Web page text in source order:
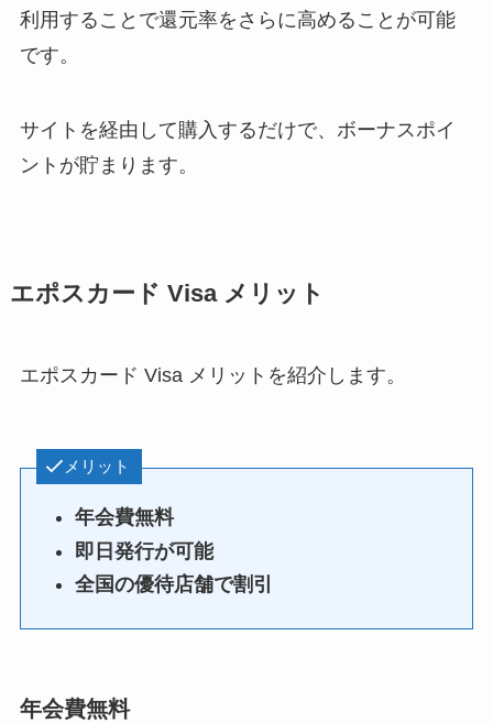
利用することで還元率をさらに高めることが可能
です。
サイトを経由して購入するだけで、ボーナスポイ
ントが貯まります。
エポスカード Visa メリット
エポスカード Visa メリットを紹介します。
メリット
年会費無料
即日発行が可能
全国の優待店舗で割引
年会費無料